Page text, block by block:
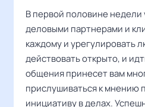
В первой половине недели
деловыми партнерами и
каждому и урегулировать
действовать открыто, и
общения принесет вам
прислушиваться к мнению
инициативу в делах.